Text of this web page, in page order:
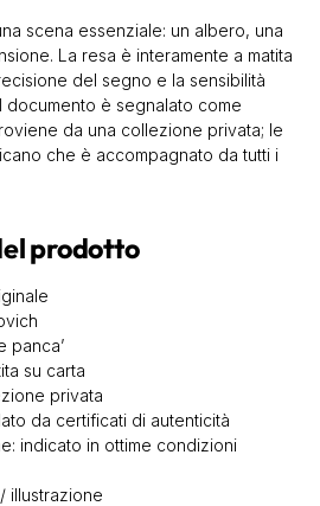
scena essenziale: un albero, una
La resa è interamente a matita
del segno e la sensibilità
documento è segnalato come
da una collezione privata; le
che è accompagnato da tutti i
prodotto
panca’
su carta
privata
da certificati di autenticità
indicato in ottime condizioni
illustrazione